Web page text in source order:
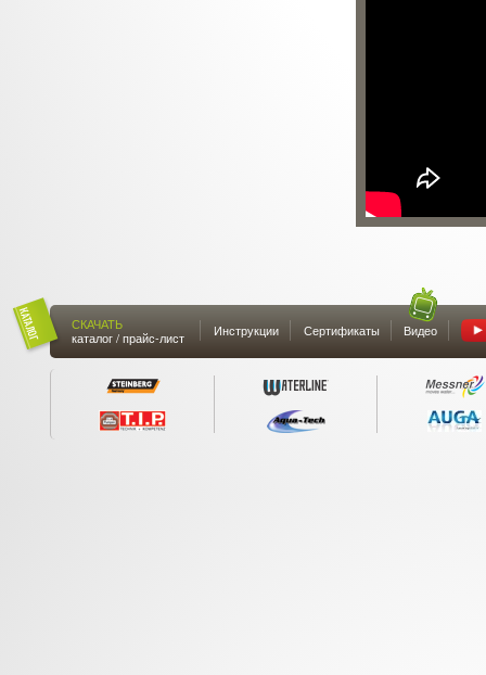
СКАЧАТЬ
каталог / прайс-лист
Инструкции Сертификаты Видео